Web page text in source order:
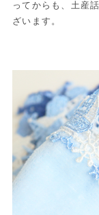
ってからも、土産
ざいます。